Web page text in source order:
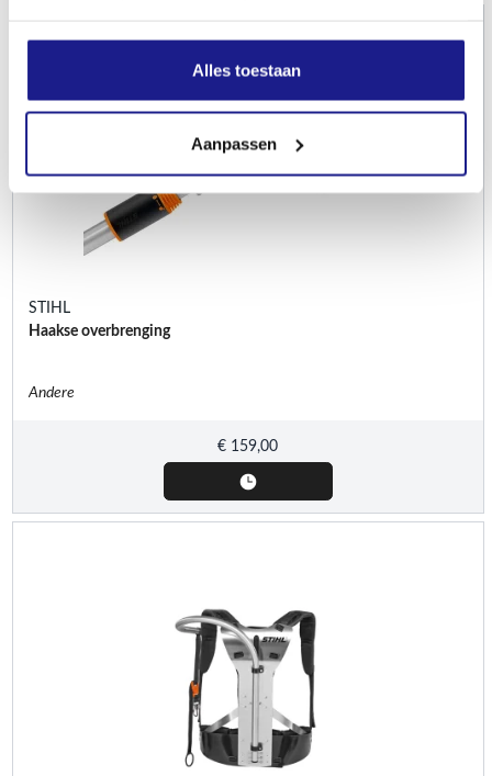
Alles toestaan
Aanpassen
STIHL
Haakse overbrenging
Andere
€ 159,00